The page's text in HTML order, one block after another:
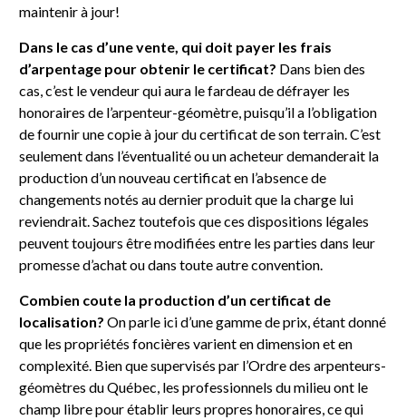
maintenir à jour!
Dans le cas d’une vente, qui doit payer les frais
d’arpentage pour obtenir le certificat? Dans bien des
cas, c’est le vendeur qui aura le fardeau de défrayer les
honoraires de l’arpenteur-géomètre, puisqu’il a l’obligation
de fournir une copie à jour du certificat de son terrain. C’est
seulement dans l’éventualité ou un acheteur demanderait la
production d’un nouveau certificat en l’absence de
changements notés au dernier produit que la charge lui
reviendrait. Sachez toutefois que ces dispositions légales
peuvent toujours être modifiées entre les parties dans leur
promesse d’achat ou dans toute autre convention.
Combien coute la production d’un certificat de
localisation? On parle ici d’une gamme de prix, étant donné
que les propriétés foncières varient en dimension et en
complexité. Bien que supervisés par l’Ordre des arpenteurs-
géomètres du Québec, les professionnels du milieu ont le
champ libre pour établir leurs propres honoraires, ce qui